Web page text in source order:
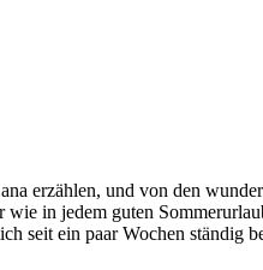
erzählen, und von den
in jedem guten
seit ein paar Wochen